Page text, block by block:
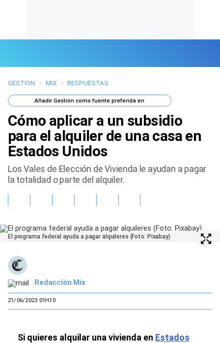
Últimas Noticias
Mi Bolsillo
Gente
Vida Laboral
GESTION > MIX > RESPUESTAS
AñadirGestión como fuente preferida en
Cómo aplicar a un subsidio
para el alquiler de una casa en
Estados Unidos
Los Vales de Elección de Vivienda le ayudan a pagar
la totalidad o parte del alquiler.
El programa federal ayuda a pagar alquileres (Foto: Pixabay)
Redacción Mix
21/06/2023 01H10
Si quieres alquilar una vivienda en Estados